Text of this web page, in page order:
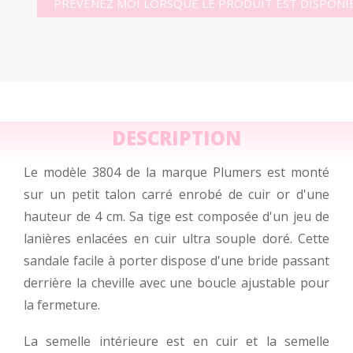
DESCRIPTION
Le modèle 3804 de la marque Plumers est monté
sur un petit talon carré enrobé de cuir or d'une
hauteur de 4 cm. Sa tige est composée d'un jeu de
lanières enlacées en cuir ultra souple doré. Cette
sandale facile à porter dispose d'une bride passant
derrière la cheville avec une boucle ajustable pour
la fermeture.
La semelle intérieure est en cuir et la semelle